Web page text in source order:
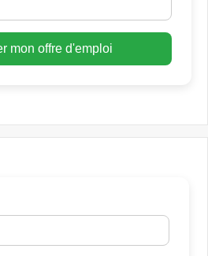
mon offre d'emploi